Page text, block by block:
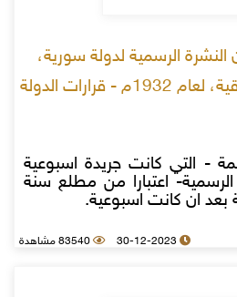
النشرة الرسمية لدولة سورية،
سابقا العاصمة الدمشقية، لعام 1932م - قرارات الدولة
- التي كانت جريدة اسبوعية
اعتبارا من مطلع سنة
30-12-2023 83540 مشاهدة